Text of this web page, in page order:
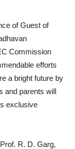
of Guest of
Commission
efforts
a bright future by
and parents will
exclusive
R. D. Garg,